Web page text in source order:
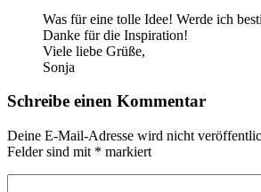
Was für eine tolle Idee! Werde ich
Danke für die Inspiration!
Viele liebe Grüße,
Sonja
Schreibe einen Kommentar
Deine E-Mail-Adresse wird nicht
Felder sind mit * markiert